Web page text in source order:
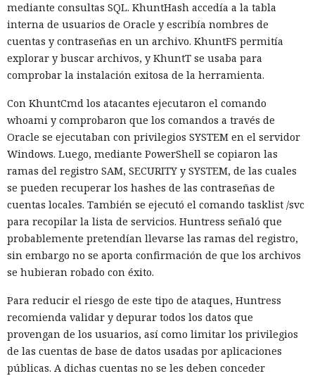
mediante consultas SQL. KhuntHash accedía a la tabla
interna de usuarios de Oracle y escribía nombres de
cuentas y contraseñas en un archivo. KhuntFS permitía
explorar y buscar archivos, y KhuntT se usaba para
comprobar la instalación exitosa de la herramienta.
Con KhuntCmd los atacantes ejecutaron el comando
whoami y comprobaron que los comandos a través de
Oracle se ejecutaban con privilegios SYSTEM en el servidor
Windows. Luego, mediante PowerShell se copiaron las
ramas del registro SAM, SECURITY y SYSTEM, de las cuales
se pueden recuperar los hashes de las contraseñas de
cuentas locales. También se ejecutó el comando tasklist /svc
para recopilar la lista de servicios. Huntress señaló que
probablemente pretendían llevarse las ramas del registro,
sin embargo no se aporta confirmación de que los archivos
se hubieran robado con éxito.
Para reducir el riesgo de este tipo de ataques, Huntress
recomienda validar y depurar todos los datos que
provengan de los usuarios, así como limitar los privilegios
de las cuentas de base de datos usadas por aplicaciones
públicas. A dichas cuentas no se les deben conceder